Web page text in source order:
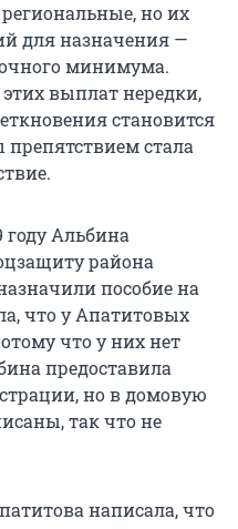
региональные, но их
для назначения —
минимума.
выплат нередки,
становится
стала
году Альбина
района
пособие на
что у Апатитовых
что у них нет
предоставила
но в домовую
так что не
написала, что